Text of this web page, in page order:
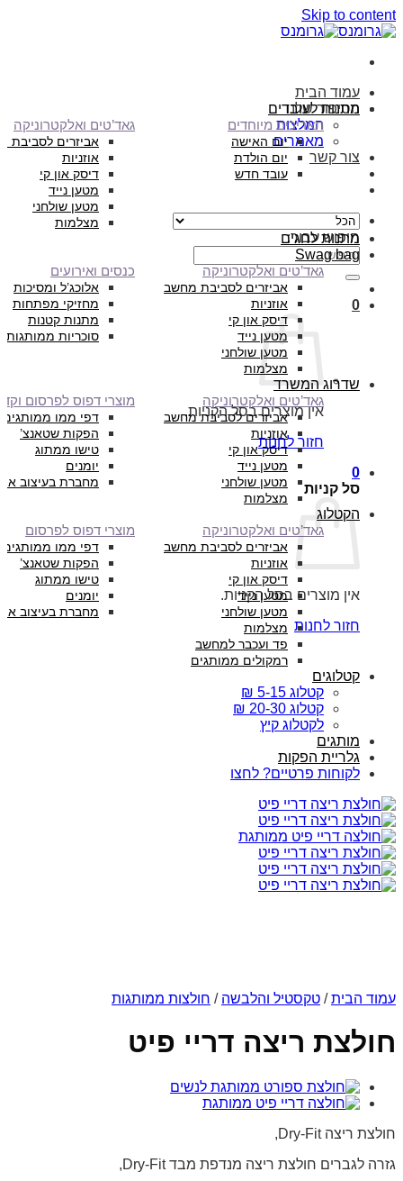
Skip to content
עמוד הבית
הסיפור שלנו
המלצות
מאמרים
צור קשר
חיפוש עבור:
0
אין מוצרים בסל הקניות.
חזור לחנות
0
סל קניות
אין מוצרים בסל הקניות.
חזור לחנות
מתנות לעובדים
תאריכים מיוחדים
יום האישה
יום הולדת
עובד חדש
גאד’טים ואלקטרוניקה
אביזרים לסביבת
אוזניות
דיסק און קי
מטען נייד
מטען שולחני
מצלמות
מתנות לחגים
Swag bag
גאד’טים ואלקטרוניקה
אביזרים לסביבת מחשב
אוזניות
דיסק און קי
מטען נייד
מטען שולחני
מצלמות
כנסים ואירועים
אלוכג’ל ומסיכות
מחזיקי מפתחות
מתנות קטנות
סוכריות ממותגות
שדרוג המשרד
גאד’טים ואלקטרוניקה
אביזרים לסביבת מחשב
אוזניות
דיסק און קי
מטען נייד
מטען שולחני
מצלמות
מוצרי דפוס לפרסום
דפי ממו ממותגים
הפקות שטאנצ’
טישו ממתוג
יומנים
מחברת בעיצוב
הקטלוג
גאד’טים ואלקטרוניקה
אביזרים לסביבת מחשב
אוזניות
דיסק און קי
מטען נייד
מטען שולחני
מצלמות
פד ועכבר למחשב
רמקולים ממותגים
מוצרי דפוס לפרסום
דפי ממו ממותגים
הפקות שטאנצ’
טישו ממתוג
יומנים
מחברת בעיצוב
קטלוגים
קטלוג 5-15 ₪
קטלוג 20-30 ₪
לקטלוג קיץ
מותגים
גלריית הפקות
לקוחות פרטיים? לחצו
עמוד הבית / טקסטיל והלבשה / חולצות ממותגות
חולצת ריצה דריי פיט
חולצת ריצה Dry-Fit,
גזרה לגברים חולצת ריצה מנדפת מבד Dry-Fit,